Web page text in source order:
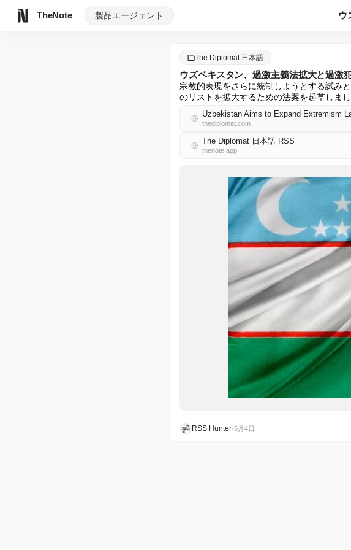
TheNote 製品エージェント
The Diplomat 日本語
ウズベキスタン、過激主義法拡大と過激
宗教的表現をさらに統制しようとする試み
のリストを拡大するための法案を起草しまし
Uzbekistan Aims to Expand Extremism
thediplomat.com
The Diplomat 日本語 RSS
thenote.app
RSS Hunter•5月4日